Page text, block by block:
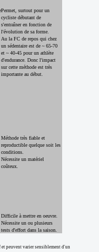
Permet, surtout pour un
cycliste débutant de
s'entraîner en fonction de
l'évolution de sa forme.
Au la FC de repos qui chez
un sédentaire est de ~ 65-70
et ~ 40-45 pour un athlète
d'endurance. Donc l'impact
sur cette méthode est très
importante au début.
Méthode très fiable et
reproductible quelque soit les
conditions.
Nécessite un matériel
coûteux.
Difficile à mettre en oeuvre.
Nécessite un ou plusieurs
tests d'effort dans la saison.
peuvent varier sensiblement d'un